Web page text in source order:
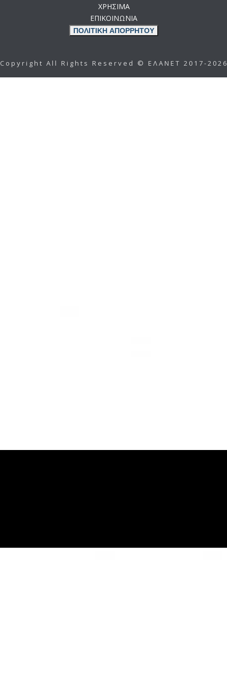
ΧΡΗΣΙΜΑ
ΕΠΙΚΟΙΝΩΝΙΑ
ΠΟΛΙΤΙΚΗ ΑΠΟΡΡΗΤΟΥ
Copyright All Rights Reserved © ΕΛΑΝΕΤ 2017-2026